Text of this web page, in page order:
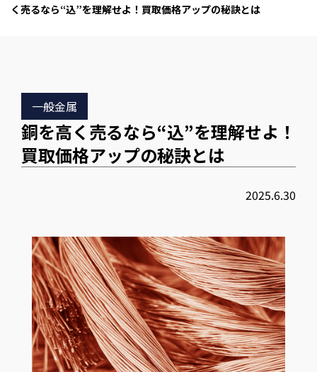
く売るなら“込”を理解せよ！買取価格アップの秘訣とは
一般金属
銅を高く売るなら“込”を理解せよ！
買取価格アップの秘訣とは
2025.6.30